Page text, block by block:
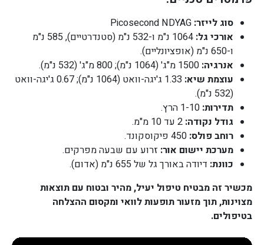
סוג לייזר:
אורכי גל:
1064 נ"מ ו-532 נ"מ (סטנדרטיים), 585 נ"מ
ו-650 נ"מ (אופציונליים).
אנרגיה:
עוצמת שיא:
1.33 ג'יגה-וואט (1064 נ"מ); 0.67 ג'יגה-וואט
(532 נ"מ).
תדירות:
גודל נקודה:
רוחב פולס:
מערכת יישום אור: זרוע עם שבעה מפרקים.
כוונת: דיודה באורך גל של 655 נ"מ (אדום).
מכשיר זה מבטיח טיפול יעיל, מהיר ובטוח עם תוצאות
מצוינות, תוך מזעור תופעות לוואי ומקסום ההצלחה
בטיפולים.